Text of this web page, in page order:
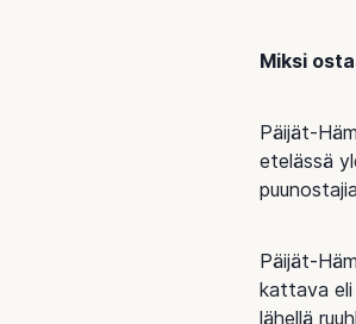
Miksi
Päijät-
etelässä
Päijät-
kattava
lähellä